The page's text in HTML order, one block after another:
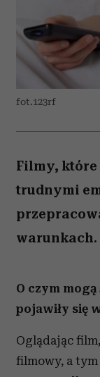
fot.123rf
Filmy, które
trudnymi
warunkach.
O czym
pojawiły się
Oglądając film,
filmowy, a tym